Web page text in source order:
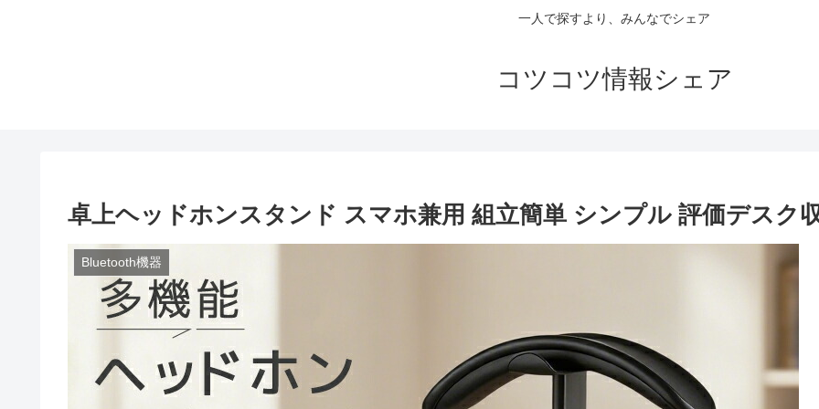
一人で探すより、みんなでシェア
コツコツ情報シェア
卓上ヘッドホンスタンド スマホ兼用 組立簡単 シンプル 評価デスク
Bluetooth機器